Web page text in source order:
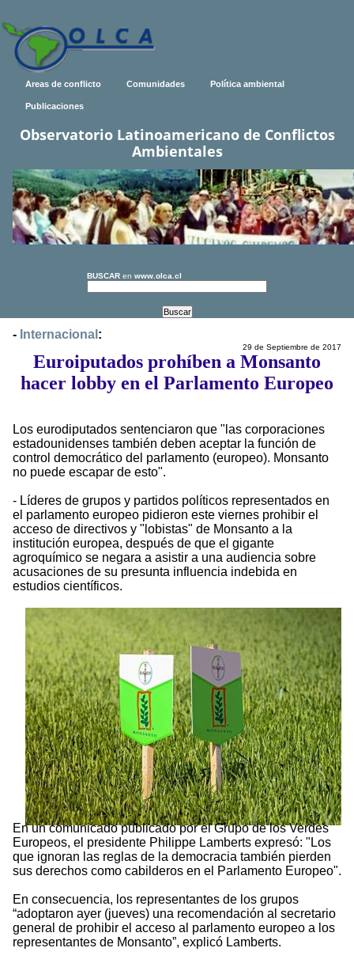
Areas de conflicto Comunidades Política ambiental
Publicaciones
Observatorio Latinoamericano de Conflictos
Ambientales
BUSCAR en www.olca.cl
- Internacional :
29 de Septiembre de 2017
Euroiputados prohíben a Monsanto
hacer lobby en el Parlamento Europeo
Los eurodiputados sentenciaron que "las corporaciones
estadounidenses también deben aceptar la función de
control democrático del parlamento (europeo). Monsanto
no puede escapar de esto".
- Líderes de grupos y partidos políticos representados en
el parlamento europeo pidieron este viernes prohibir el
acceso de directivos y "lobistas" de Monsanto a la
institución europea, después de que el gigante
agroquímico se negara a asistir a una audiencia sobre
acusaciones de su presunta influencia indebida en
estudios científicos.
En un comunicado publicado por el Grupo de los Verdes
Europeos, el presidente Philippe Lamberts expresó: "Los
que ignoran las reglas de la democracia también pierden
sus derechos como cabilderos en el Parlamento Europeo".
En consecuencia, los representantes de los grupos
“adoptaron ayer (jueves) una recomendación al secretario
general de prohibir el acceso al parlamento europeo a los
representantes de Monsanto”, explicó Lamberts.